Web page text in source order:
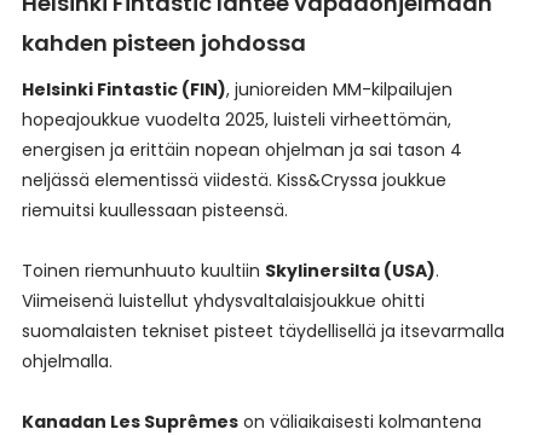
kahden pisteen johdossa
Helsinki Fintastic (FIN), junioreiden MM-kilpailujen
hopeajoukkue vuodelta 2025, luisteli virheettömän,
energisen ja erittäin nopean ohjelman ja sai tason 4
neljässä elementissä viidestä. Kiss&Cryssa joukkue
riemuitsi kuullessaan pisteensä.
Toinen riemunhuuto kuultiin Skylinersilta (USA).
Viimeisenä luistellut yhdysvaltalaisjoukkue ohitti
suomalaisten tekniset pisteet täydellisellä ja itsevarmalla
ohjelmalla.
Kanadan Les Suprêmeson väliaikaisesti kolmantena